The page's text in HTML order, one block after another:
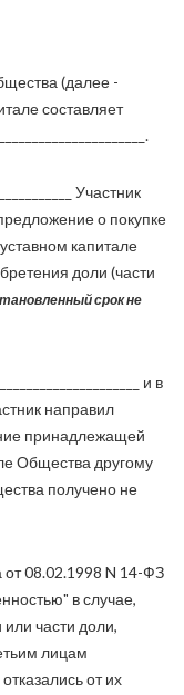
(далее -
составляет
Участник
о покупке
капитале
доли (части
срок не
и в
направил
принадлежащей
Общества другому
получено не
от 08.02.1998 N 14-ФЗ
в случае,
части доли,
лицам
от их